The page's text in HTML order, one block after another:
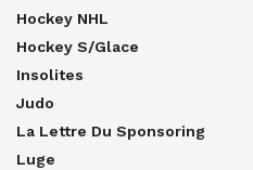
Hockey NHL
Hockey S/glace
Insolites
Judo
La Lettre Du Sponsoring
Luge